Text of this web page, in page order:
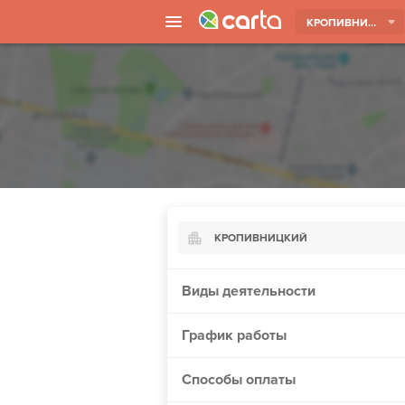
КРОПИВНИЦКИЙ
КРОПИВНИЦКИЙ
Борисполь
Виды деятельности
График работы
Способы оплаты